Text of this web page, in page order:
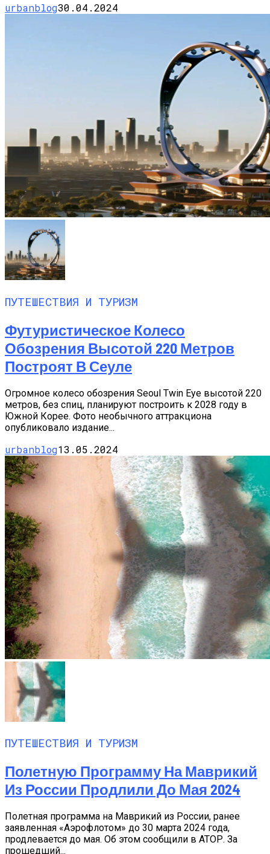
urbanblog30.04.2024
ПУТЕШЕСТВИЯ И ТУРИЗМ
Футуристическое Колесо
Обозрения Высотой 220 Метров
Построят В Сеуле
Огромное колесо обозрения Seoul Twin Eye высотой 220
метров, без спиц, планируют построить к 2028 году в
Южной Корее. Фото необычного аттракциона
опубликовало издание...
urbanblog13.05.2024
ПУТЕШЕСТВИЯ И ТУРИЗМ
Полетную Программу На Маврикий
Из России Продлили До Мая 2024
Полетная программа на Маврикий из России, ранее
заявленная «Аэрофлотом» до 30 марта 2024 года,
продлевается до мая. Об этом сообщили в АТОР. За
прошедший...